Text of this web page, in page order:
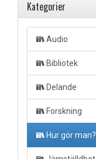
Kategorier
Audio
Bibliotek
Delande
Forskning
Hur gör man?